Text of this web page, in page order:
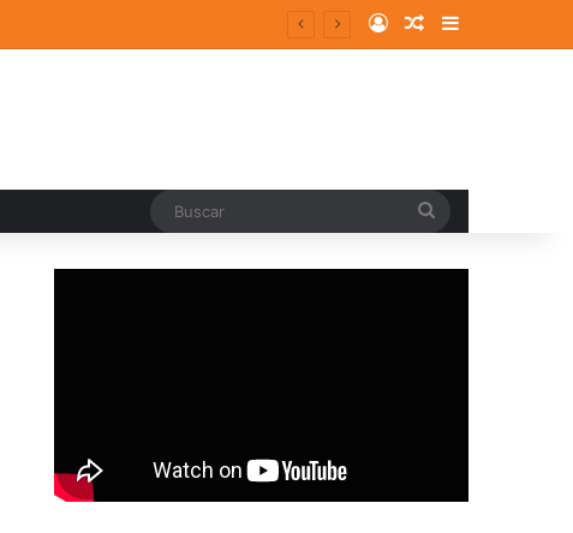
Log InRandom Article
Sidebar